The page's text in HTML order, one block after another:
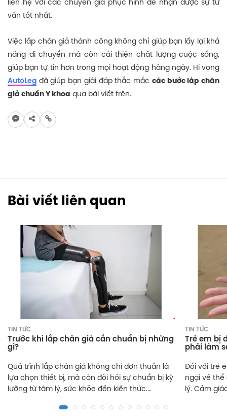
liên hệ với các chuyên gia phục hình để nhận được sự tư
vấn tốt nhất.
Việc lắp chân giả thành công không chỉ giúp bạn lấy lại khả
năng di chuyển mà còn cải thiện chất lượng cuộc sống,
giúp bạn tự tin hơn trong mọi hoạt động hàng ngày. Hi vọng
AutoLeg đã giúp bạn giải đáp thắc mắc các bước lắp chân
giả chuẩn Y khoa qua bài viết trên.
Bài viết liên quan
TIN TỨC
Trước khi lắp chân giả cần chuẩn bị những
gì?
Quá trình lắp chân giả không chỉ đơn thuần là
lựa chọn thiết bị, mà còn đòi hỏi sự chuẩn bị kỹ
lưỡng từ tâm lý, sức khỏe đến kiến thức.
Trước khi lắp chân giả cần chuẩn bị những gì.
TIN TỨC
Trẻ em bị
phải làm
Đối với trẻ
ngại về
lý. Cảm